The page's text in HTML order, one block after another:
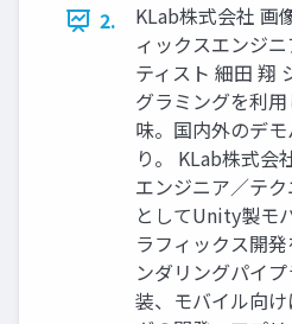
2.
KLab株式会社 画
ィックスエンジ
ティスト 細田 翔
グラミングを利
味。国内外のデ
り。 KLab株式会
エンジニア／テ
としてUnity製モ
ラフィックス開
ンダリングパイ
装、モバイル向